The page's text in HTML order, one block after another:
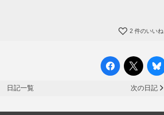
2 件のいいね
日記一覧 次の日記